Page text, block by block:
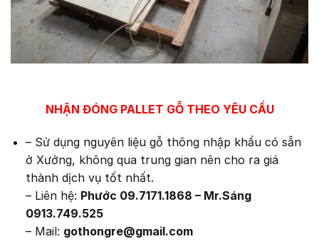
NHẬN ĐÓNG PALLET GỖ THEO YÊU CẦU
– Sử dụng nguyên liệu gỗ thông nhập khẩu có sẵn
ở Xưởng, không qua trung gian nên cho ra giá
thành dịch vụ tốt nhất.
– Liên hệ: Phước 09.7171.1868 – Mr.Sáng
0913.749.525
– Mail: gothongre@gmail.com